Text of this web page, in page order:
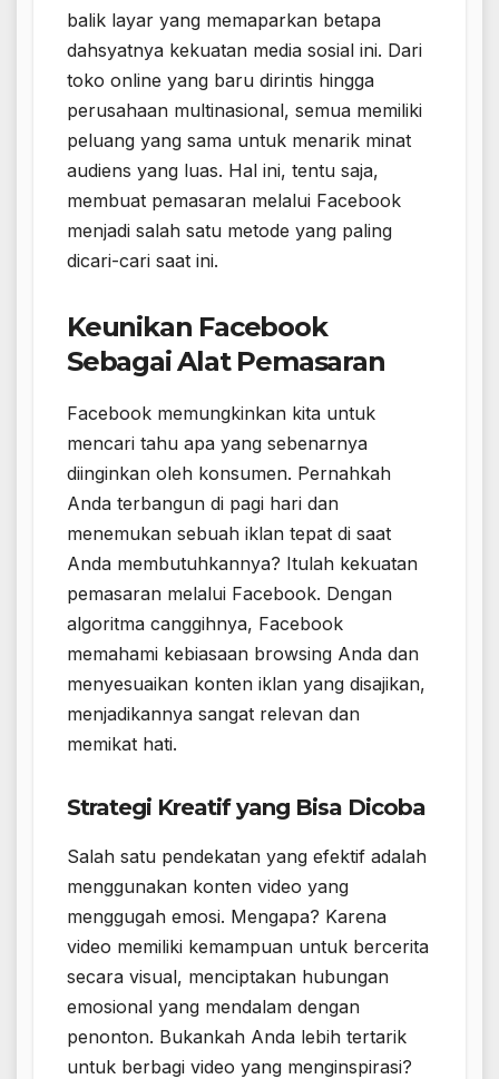
balik layar yang memaparkan betapa
dahsyatnya kekuatan media sosial ini. Dari
toko online yang baru dirintis hingga
perusahaan multinasional, semua memiliki
peluang yang sama untuk menarik minat
audiens yang luas. Hal ini, tentu saja,
membuat pemasaran melalui Facebook
menjadi salah satu metode yang paling
dicari-cari saat ini.
Keunikan Facebook
Sebagai Alat Pemasaran
Facebook memungkinkan kita untuk
mencari tahu apa yang sebenarnya
diinginkan oleh konsumen. Pernahkah
Anda terbangun di pagi hari dan
menemukan sebuah iklan tepat di saat
Anda membutuhkannya? Itulah kekuatan
pemasaran melalui Facebook. Dengan
algoritma canggihnya, Facebook
memahami kebiasaan browsing Anda dan
menyesuaikan konten iklan yang disajikan,
menjadikannya sangat relevan dan
memikat hati.
Strategi Kreatif yang Bisa Dicoba
Salah satu pendekatan yang efektif adalah
menggunakan konten video yang
menggugah emosi. Mengapa? Karena
video memiliki kemampuan untuk bercerita
secara visual, menciptakan hubungan
emosional yang mendalam dengan
penonton. Bukankah Anda lebih tertarik
untuk berbagi video yang menginspirasi?